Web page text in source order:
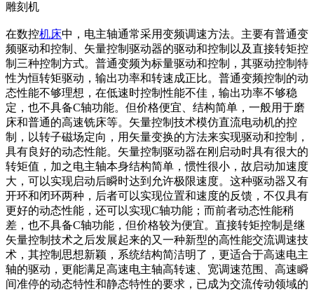
雕刻机
在数控机床中，电主轴通常采用变频调速方法。主要有普通变
频驱动和控制、矢量控制驱动器的驱动和控制以及直接转矩控
制三种控制方式。普通变频为标量驱动和控制，其驱动控制特
性为恒转矩驱动，输出功率和转速成正比。普通变频控制的动
态性能不够理想，在低速时控制性能不佳，输出功率不够稳
定，也不具备C轴功能。但价格便宜、结构简单，一般用于磨
床和普通的高速铣床等。矢量控制技术模仿直流电动机的控
制，以转子磁场定向，用矢量变换的方法来实现驱动和控制，
具有良好的动态性能。矢量控制驱动器在刚启动时具有很大的
转矩值，加之电主轴本身结构简单，惯性很小，故启动加速度
大，可以实现启动后瞬时达到允许极限速度。这种驱动器又有
开环和闭环两种，后者可以实现位置和速度的反馈，不仅具有
更好的动态性能，还可以实现C轴功能；而前者动态性能稍
差，也不具备C轴功能，但价格较为便宜。直接转矩控制是继
矢量控制技术之后发展起来的又一种新型的高性能交流调速技
术，其控制思想新颖，系统结构简洁明了，更适合于高速电主
轴的驱动，更能满足高速电主轴高转速、宽调速范围、高速瞬
间准停的动态特性和静态特性的要求，已成为交流传动领域的